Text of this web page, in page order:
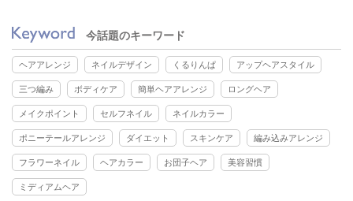
今話題のキーワード
ヘアアレンジ ネイルデザイン くるりんぱ アップヘアスタイル
三つ編み ボディケア 簡単ヘアアレンジ ロングヘア
メイクポイント セルフネイル ネイルカラー
ポニーテールアレンジ ダイエット スキンケア 編み込みアレンジ
フラワーネイル ヘアカラー お団子ヘア 美容習慣
ミディアムヘア